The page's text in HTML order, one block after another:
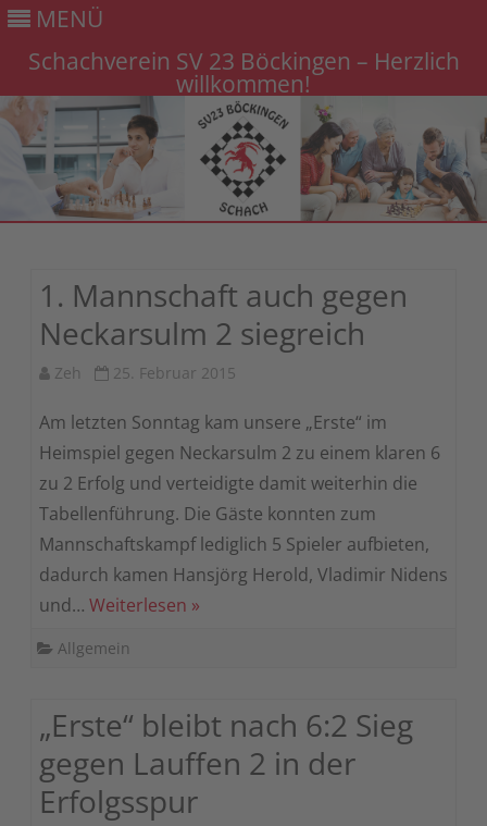
MENÜ
Schachverein SV 23 Böckingen – Herzlich
willkommen!
Gehe
1. Mannschaft auch gegen
Neckarsulm 2 siegreich
Zeh 25. Februar 2015
Am letzten Sonntag kam unsere „Erste“ im
Heimspiel gegen Neckarsulm 2 zu einem klaren 6
zu 2 Erfolg und verteidigte damit weiterhin die
Tabellenführung. Die Gäste konnten zum
Mannschaftskampf lediglich 5 Spieler aufbieten,
dadurch kamen Hansjörg Herold, Vladimir Nidens
und… Weiterlesen »
Allgemein
„Erste“ bleibt nach 6:2 Sieg
gegen Lauffen 2 in der
Erfolgsspur